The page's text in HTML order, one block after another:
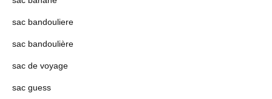
sac bandouliere
sac bandoulière
sac de voyage
sac guess